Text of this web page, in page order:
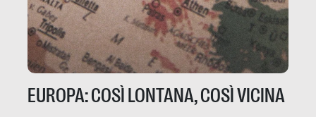
EUROPA: COSÌ LONTANA, COSÌ VICINA